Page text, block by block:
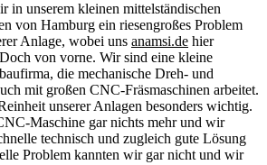
in unserem kleinen mittelständischen
von Hamburg ein riesengroßes Problem
Anlage, wobei uns anamsi.de hier
von vorne. Wir sind eine kleine
die mechanische Dreh- und
mit großen CNC-Fräsmaschinen arbeitet.
unserer Anlagen besonders wichtig.
Maschine gar nichts mehr und wir
technisch und zugleich gute Lösung
Problem kannten wir gar nicht und wir